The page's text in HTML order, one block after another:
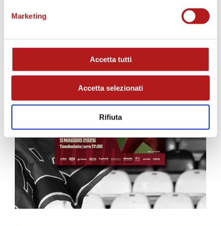
Marketing
Accetta tutti
Accetta selezionati
Rifiuta